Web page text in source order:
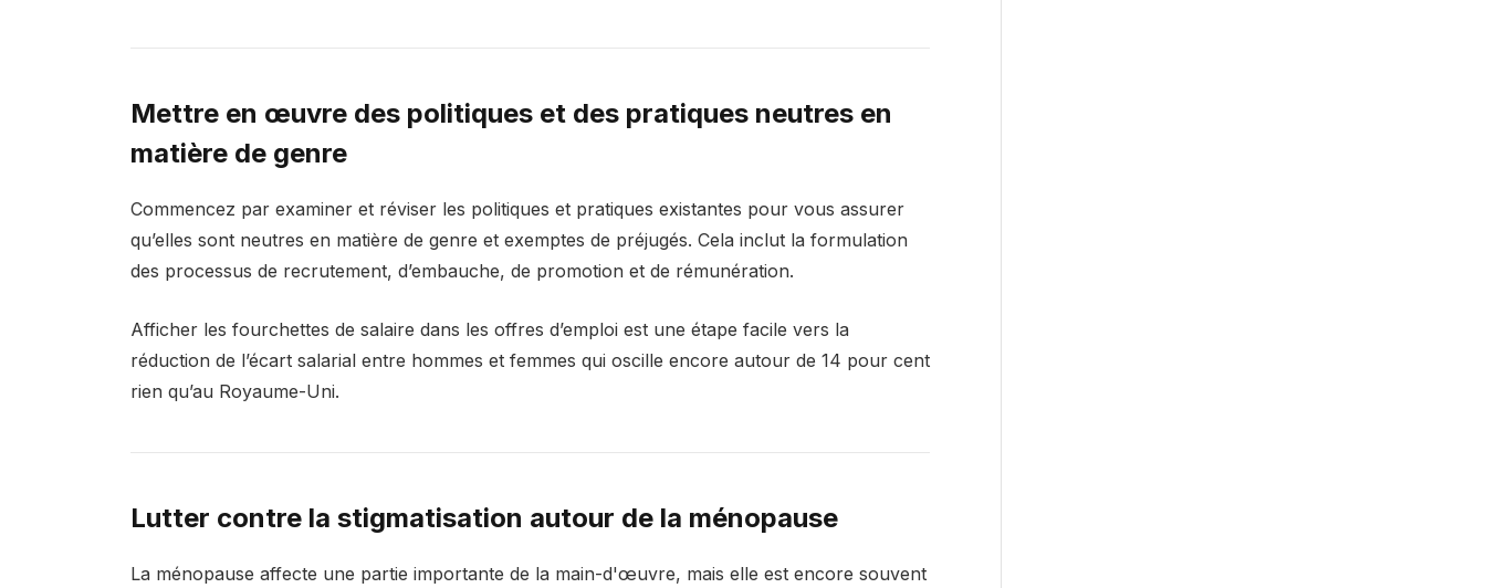
Mettre en œuvre des politiques et des pratiques neutres en
matière de genre
Commencez par examiner et réviser les politiques et pratiques existantes pour vous assurer
qu’elles sont neutres en matière de genre et exemptes de préjugés. Cela inclut la formulation
des processus de recrutement, d’embauche, de promotion et de rémunération.
Afficher les fourchettes de salaire dans les offres d’emploi est une étape facile vers la
réduction de l’écart salarial entre hommes et femmes qui oscille encore autour de 14 pour cent
rien qu’au Royaume-Uni.
Lutter contre la stigmatisation autour de la ménopause
La ménopause affecte une partie importante de la main-d'œuvre, mais elle est encore souvent